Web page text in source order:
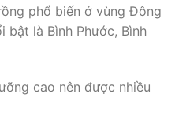
phổ biến ở vùng Đông
bật là Bình Phước, Bình
cao nên được nhiều